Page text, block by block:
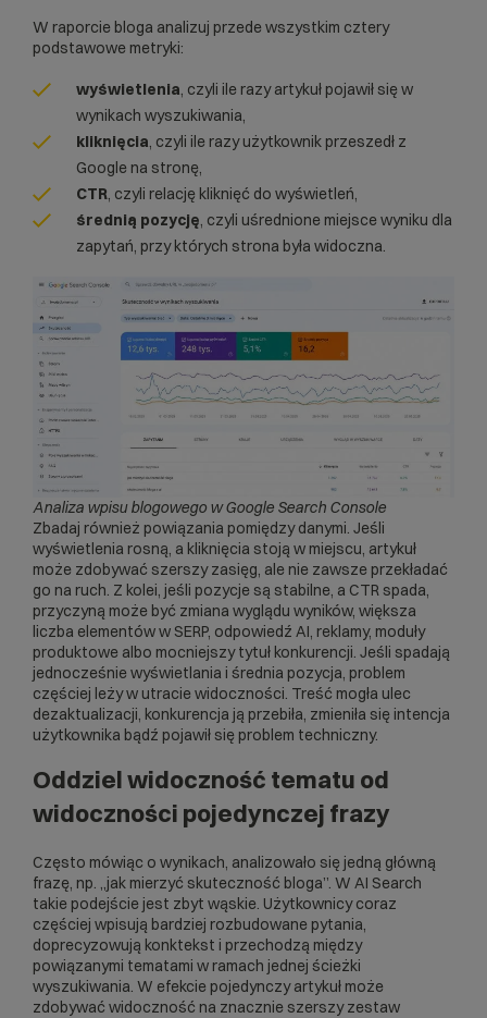
W raporcie bloga analizuj przede wszystkim cztery
podstawowe metryki:
wyświetlenia, czyli ile razy artykuł pojawił się w
wynikach wyszukiwania,
kliknięcia, czyli ile razy użytkownik przeszedł z
Google na stronę,
CTR, czyli relację kliknięć do wyświetleń,
średnią pozycję, czyli uśrednione miejsce wyniku dla
zapytań, przy których strona była widoczna.
Analiza wpisu blogowego w Google Search Console
Zbadaj również powiązania pomiędzy danymi. Jeśli
wyświetlenia rosną, a kliknięcia stoją w miejscu, artykuł
może zdobywać szerszy zasięg, ale nie zawsze przekładać
go na ruch. Z kolei, jeśli pozycje są stabilne, a CTR spada,
przyczyną może być zmiana wyglądu wyników, większa
liczba elementów w SERP, odpowiedź AI, reklamy, moduły
produktowe albo mocniejszy tytuł konkurencji. Jeśli spadają
jednocześnie wyświetlania i średnia pozycja, problem
częściej leży w utracie widoczności. Treść mogła ulec
dezaktualizacji, konkurencja ją przebiła, zmieniła się intencja
użytkownika bądź pojawił się problem techniczny.
Oddziel widoczność tematu od
widoczności pojedynczej frazy
Często mówiąc o wynikach, analizowało się jedną główną
frazę, np. „jak mierzyć skuteczność bloga”. W AI Search
takie podejście jest zbyt wąskie. Użytkownicy coraz
częściej wpisują bardziej rozbudowane pytania,
doprecyzowują konktekst i przechodzą między
powiązanymi tematami w ramach jednej ścieżki
wyszukiwania. W efekcie pojedynczy artykuł może
zdobywać widoczność na znacznie szerszy zestaw